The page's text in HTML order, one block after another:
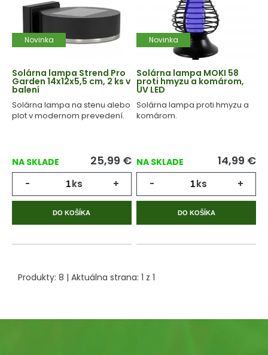
Novinka
Solárna lampa Strend Pro
Garden 14x12x5,5 cm, 2 ks v
balení
Solárna lampa na stenu alebo
plot v modernom prevedení.
NA SKLADE 25,99 €
- ks +
DO KOŠÍKA
Novinka
Solárna lampa MOKI 58
proti hmyzu a komárom,
UV LED
Solárna lampa proti hmyzu a
komárom.
NA SKLADE 14,99 €
- ks +
DO KOŠÍKA
Produkty: 8 | Aktuálna strana: 1 z 1